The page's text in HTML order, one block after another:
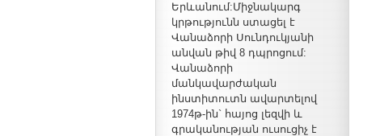
Երևանում:Միջնակարգ
կրթությունն ստացել է
Վանաձորի Սունդուկյանի
անվան թիվ 8 դպրոցում:
Վանաձորի
մանկավարժական
ինստիտուտն ավարտելով
1974թ-ին` հայոց լեզվի և
գրականության ուսուցիչ է